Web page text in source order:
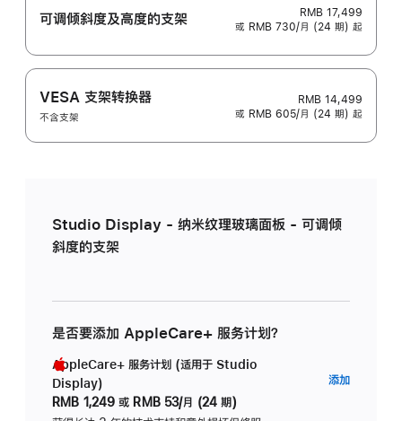
可调倾斜度及高‍度的支‍架
RMB 17,499
或 RMB 730/月 (24 期) 起
VESA 支架转换器
不含支架
RMB 14,499
或 RMB 605/月 (24 期) 起
Studio Display - 纳米纹理玻璃面板 - 可调倾
斜度的支架
是否要添加 AppleCare+ 服务计划？
AppleCare+ 服务计划 (适用于 Studio
Display)
RMB 1,249 或 RMB 53/月 (24 期)
添加